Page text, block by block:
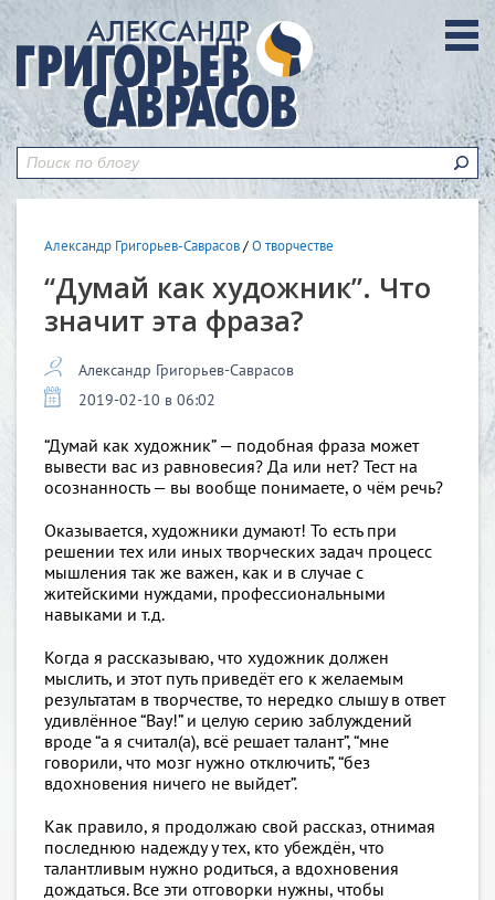
Александр Григорьев-Саврасов/О творчестве
“Думай как художник”. Что
значит эта фраза?
Александр Григорьев-Саврасов
2019-02-10 в 06:02
“Думай как художник” — подобная фраза может
вывести вас из равновесия? Да или нет? Тест на
осознанность — вы вообще понимаете, о чём речь?
Оказывается, художники думают! То есть при
решении тех или иных творческих задач процесс
мышления так же важен, как и в случае с
житейскими нуждами, профессиональными
навыками и т.д.
Когда я рассказываю, что художник должен
мыслить, и этот путь приведёт его к желаемым
результатам в творчестве, то нередко слышу в ответ
удивлённое “Вау!” и целую серию заблуждений
вроде “а я считал(а), всё решает талант”, “мне
говорили, что мозг нужно отключить”, “без
вдохновения ничего не выйдет”.
Как правило, я продолжаю свой рассказ, отнимая
последнюю надежду у тех, кто убеждён, что
талантливым нужно родиться, а вдохновения
дождаться. Все эти отговорки нужны, чтобы